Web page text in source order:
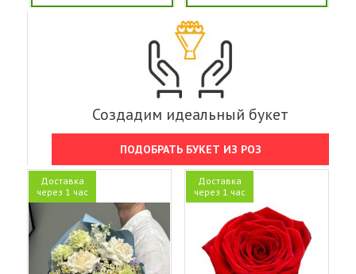
Создадим идеальный букет
ПОДОБРАТЬ БУКЕТ ИЗ РОЗ
Доставка
через 1 час
Доставка
через 1 час